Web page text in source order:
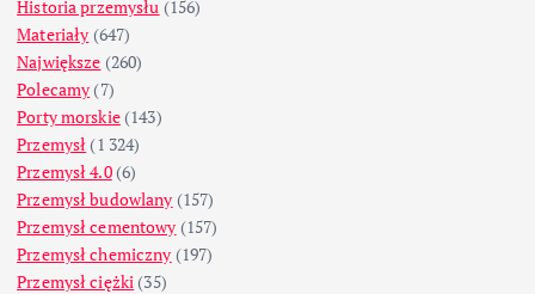
Historia przemysłu (156)
Materiały (647)
Największe (260)
Polecamy (7)
Porty morskie(143)
Przemysł (1 324)
Przemysł 4.0(6)
Przemysł budowlany (157)
Przemysł cementowy (157)
Przemysł chemiczny (197)
Przemysł ciężki (35)